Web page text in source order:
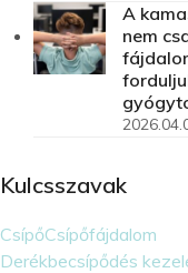
A
nem
Kulcsszavak
CsípőCsípőfájdalom
Derékbecsípődés